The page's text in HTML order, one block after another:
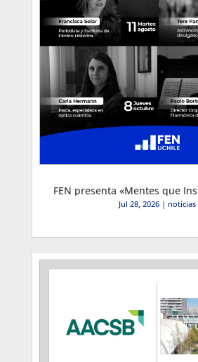
Jul 28, 2026| noticias